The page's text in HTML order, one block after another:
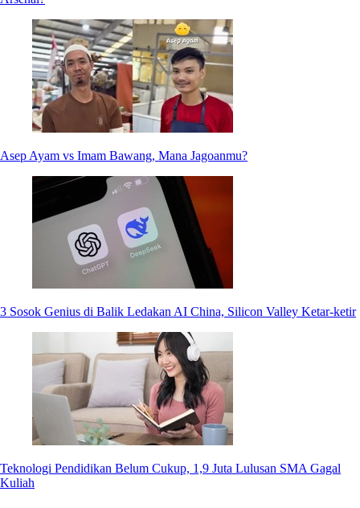
Asep Ayam vs Imam Bawang, Mana Jagoanmu?
3 Sosok Genius di Balik Ledakan AI China, Silicon Valley Ketar-ketir
Teknologi Pendidikan Belum Cukup, 1,9 Juta Lulusan SMA Gagal
Kuliah